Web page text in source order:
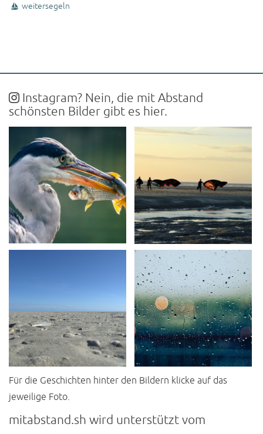
weitersegeln
Instagram? Nein, die mit Abstand
schönsten Bilder gibt es hier.
Für die Geschichten hinter den Bildern klicke auf das
jeweilige Foto.
mitabstand.sh wird unterstützt vom